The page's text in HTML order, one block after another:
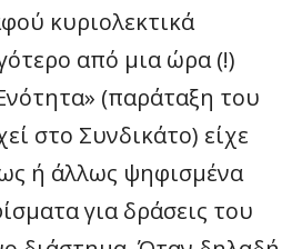
κυριολεκτικά
από μια ώρα (!)
(παράταξη του
στο Συνδικάτο) είχε
ή άλλως ψηφισμένα
για δράσεις του